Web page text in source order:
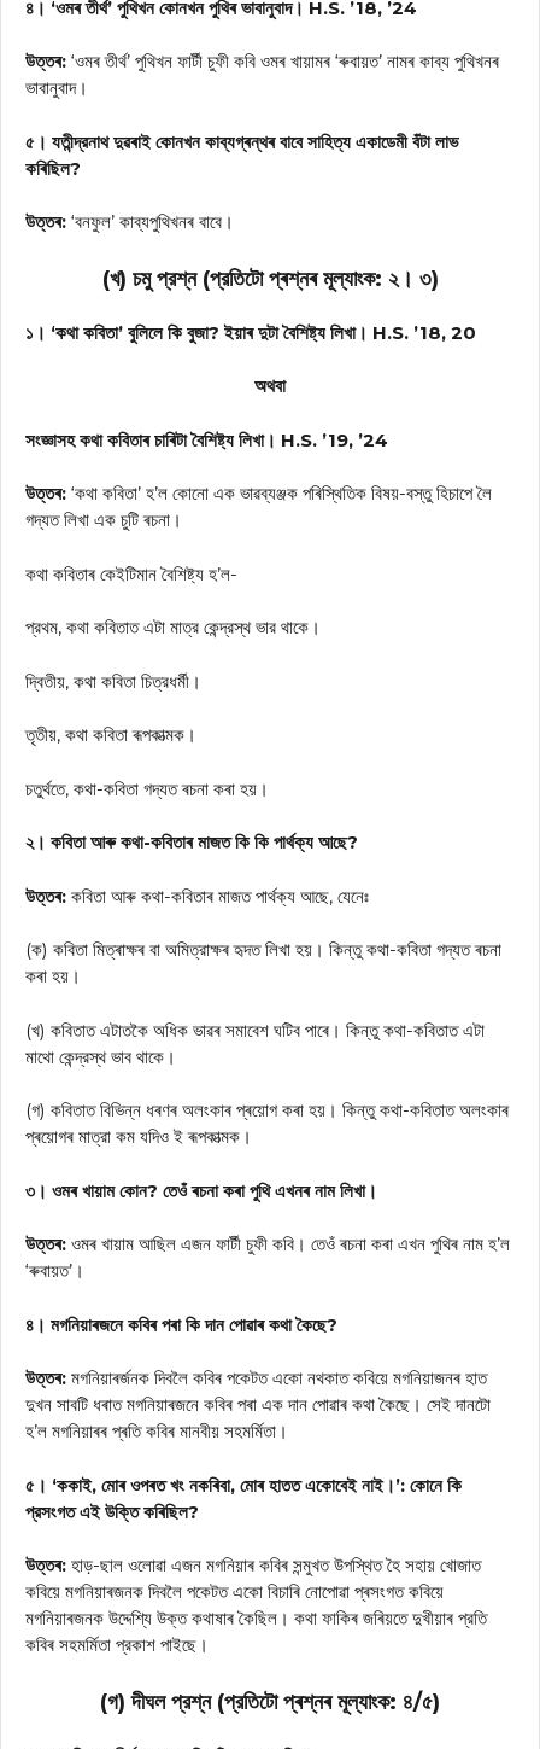
৪। ‘ওমৰ তীৰ্থ’ পুথিখন কোনখন পুথিৰ ভাবানুবাদ। H.S. ’18, ’24
উত্তৰ: ‘ওমৰ তীর্থ’ পুথিখন ফার্টী চুফী কবি ওমৰ খায়ামৰ ‘ৰুবায়ত’ নামৰ কাব্য পুথিখনৰ
ভাবানুবাদ।
৫। যতীন্দ্রনাথ দুৱৰাই কোনখন কাব্যগ্ৰন্থৰ বাবে সাহিত্য একাডেমী বঁটা লাভ
কৰিছিল?
উত্তৰ: ‘বনফুল’ কাব্যপুথিখনৰ বাবে।
(খ) চমু প্রশ্ন (প্রতিটো প্ৰশ্নৰ মূল্যাংক: ২। ৩)
১। ‘কথা কবিতা’ বুলিলে কি বুজা? ইয়াৰ দুটা বৈশিষ্ট্য লিখা। H.S. ’18, 20
অথবা
সংজ্ঞাসহ কথা কবিতাৰ চাৰিটা বৈশিষ্ট্য লিখা। H.S. ’19, ’24
উত্তৰ: ‘কথা কবিতা’ হ’ল কোনো এক ভাৱব্যঞ্জক পৰিস্থিতিক বিষয়-বস্তু হিচাপে লৈ
গদ্যত লিখা এক চুটি ৰচনা।
কথা কবিতাৰ কেইটিমান বৈশিষ্ট্য হ’ল-
প্রথম, কথা কবিতাত এটা মাত্র কেন্দ্রস্থ ভার থাকে।
দ্বিতীয়, কথা কবিতা চিত্রধর্মী।
তৃতীয়, কথা কবিতা ৰূপকাত্মক।
চতুর্থতে, কথা-কবিতা গদ্যত ৰচনা কৰা হয়।
২। কবিতা আৰু কথা-কবিতাৰ মাজত কি কি পার্থক্য আছে?
উত্তৰ: কবিতা আৰু কথা-কবিতাৰ মাজত পার্থক্য আছে, যেনেঃ
(ক) কবিতা মিত্ৰাক্ষৰ বা অমিত্রাক্ষৰ হৃদত লিখা হয়। কিন্তু কথা-কবিতা গদ্যত ৰচনা
কৰা হয়।
(খ) কবিতাত এটাতকৈ অধিক ভাৱৰ সমাবেশ ঘটিব পাৰে। কিন্তু কথা-কবিতাত এটা
মাথো কেন্দ্রস্থ ভাব থাকে।
(গ) কবিতাত বিভিন্ন ধৰণৰ অলংকাৰ প্ৰয়োগ কৰা হয়। কিন্তু কথা-কবিতাত অলংকাৰ
প্ৰয়োগৰ মাত্রা কম যদিও ই ৰূপকাত্মক।
৩। ওমৰ খায়াম কোন? তেওঁ ৰচনা কৰা পুথি এখনৰ নাম লিখা।
উত্তৰ: ওমৰ খায়াম আছিল এজন ফার্টী চুফী কবি। তেওঁ ৰচনা কৰা এখন পুথিৰ নাম হ’ল
‘ৰুবায়ত’।
৪। মগনিয়াৰজনে কবিৰ পৰা কি দান পোৱাৰ কথা কৈছে?
উত্তৰ: মগনিয়াৰৰ্জনক দিবলৈ কবিৰ পকেটত একো নথকাত কবিয়ে মগনিয়াজনৰ হাত
দুখন সাবটি ধৰাত মগনিয়াৰজনে কবিৰ পৰা এক দান পোৱাৰ কথা কৈছে। সেই দানটো
হ’ল মগনিয়াৰৰ প্ৰতি কবিৰ মানবীয় সহমর্মিতা।
৫। ‘ককাই, মোৰ ওপৰত খং নকৰিবা, মোৰ হাতত একোবেই নাই।’: কোনে কি
প্রসংগত এই উক্তি কৰিছিল?
উত্তৰ: হাড়-ছাল ওলোৱা এজন মগনিয়াৰ কবিৰ সন্মুখত উপস্থিত হৈ সহায় খোজাত
কবিয়ে মগনিয়াৰজনক দিবলৈ পকেটত একো বিচাৰি নোপোৱা প্ৰসংগত কবিয়ে
মগনিয়াৰজনক উদ্দেশ্যি উক্ত কথাষাৰ কৈছিল। কথা ফাকিৰ জৰিয়তে দুখীয়াৰ প্রতি
কবিৰ সহমর্মিতা প্রকাশ পাইছে।
(গ) দীঘল প্রশ্ন (প্রতিটো প্ৰশ্নৰ মূল্যাংক: ৪/৫)